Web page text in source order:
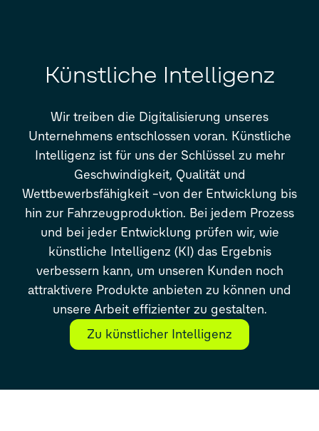
Künstliche Intelligenz
Zu künstlicher Intelligenz
Wir treiben die Digitalisierung unseres
Unternehmens entschlossen voran. Künstliche
Intelligenz ist für uns der Schlüssel zu mehr
Geschwindigkeit, Qualität und
Wettbewerbsfähigkeit –von der Entwicklung bis
hin zur Fahrzeugproduktion. Bei jedem Prozess
und bei jeder Entwicklung prüfen wir, wie
künstliche Intelligenz (KI) das Ergebnis
verbessern kann, um unseren Kunden noch
attraktivere Produkte anbieten zu können und
unsere Arbeit effizienter zu gestalten.